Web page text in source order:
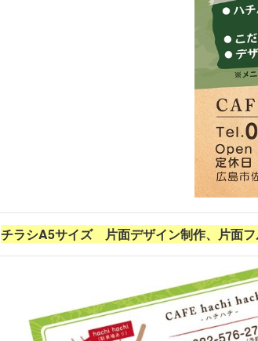
チラシA5サイズ 片面デザイン制作、片面